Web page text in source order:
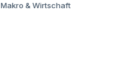
Makro & Wirtschaft